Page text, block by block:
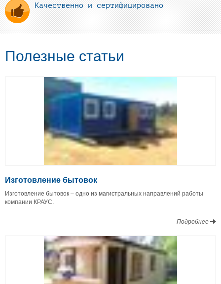
Качественно и сертифицировано
Полезные статьи
Изготовление бытовок
Изготовление бытовок – одно из магистральных направлений работы
компании КРАУС.
Подробнее